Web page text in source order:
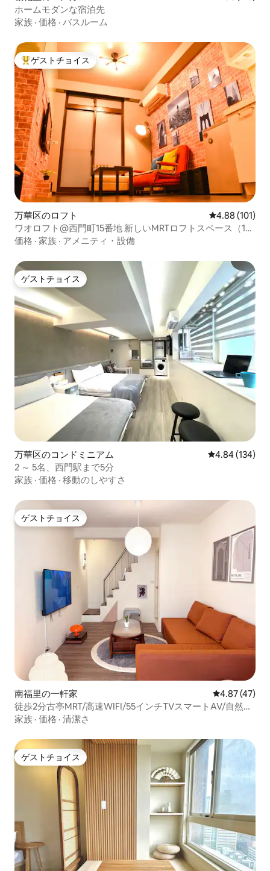
ホームモダンな宿泊先
家族 · 価格 · バスルーム
大好評のゲストチョイスです。
ゲストチョイス
万華区のロフト レビュー101
4.88 (101)
ワオロフト@西門町15番地 新しいMRTロフトスペース（1
～ 7）
価格 · 家族 · アメニティ・設備
ゲストチョイス
ゲストチョイス
万華区のコンドミニアム レビュー134
4.84 (134)
2 ～ 5名、西門駅まで5分
家族 · 価格 · 移動のしやすさ
ゲストチョイス
ゲストチョイス
南福里の一軒家 レビュー47
4.87 (47)
徒歩2分古亭MRT/高速WIFI/55インチTVスマートAV/自然光
のバルコニー/レアな一軒家の新装/レトロなスタイルの家
家族 · 価格 · 清潔さ
ゲストチョイス
ゲストチョイス